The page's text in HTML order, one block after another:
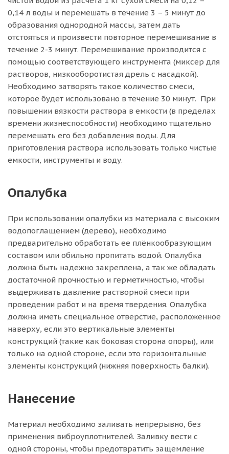
0,14 л воды и перемешать в течение 3 – 5 минут до
образования однородной массы, затем дать
отстояться и произвести повторное перемешивание в
течение 2-3 минут. Перемешивание производится с
помощью соответствующего инструмента (миксер для
растворов, низкооборотистая дрель с насадкой).
Необходимо затворять такое количество смеси,
которое будет использовано в течение 30 минут. При
повышении вязкости раствора в емкости (в пределах
времени жизнеспособности) необходимо тщательно
перемешать его без добавления воды. Для
приготовления раствора использовать только чистые
емкости, инструменты и воду.
Опалубка
При использовании опалубки из материала с высоким
водопоглащением (дерево), необходимо
предварительно обработать ее плёнкообразующим
составом или обильно пропитать водой. Опалубка
должна быть надежно закреплена, а так же обладать
достаточной прочностью и герметичностью, чтобы
выдерживать давление растворной смеси при
проведении работ и на время твердения. Опалубка
должна иметь специальное отверстие, расположенное
наверху, если это вертикальные элементы
конструкций (такие как боковая сторона опоры), или
только на одной стороне, если это горизонтальные
элементы конструкций (нижняя поверхность балки).
Нанесение
Материал необходимо заливать непрерывно, без
применения виброуплотнителей. Заливку вести с
одной стороны, чтобы предотвратить защемление